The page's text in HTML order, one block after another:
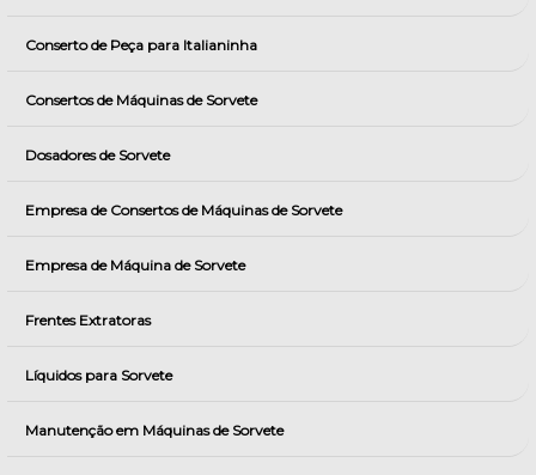
Conserto de Peça para Italianinha
Consertos de Máquinas de Sorvete
Dosadores de Sorvete
Empresa de Consertos de Máquinas de Sorvete
Empresa de Máquina de Sorvete
Frentes Extratoras
Líquidos para Sorvete
Manutenção em Máquinas de Sorvete